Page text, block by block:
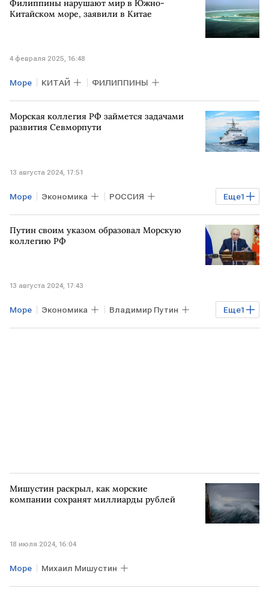
Филиппины нарушают мир в Южно-
Китайском море, заявили в Китае
4 февраля 2025, 16:48
Море КИТАЙ ФИЛИППИНЫ
Морская коллегия РФ займется задачами
развития Севморпути
13 августа 2024, 17:51
Еще1
Море Экономика РОССИЯ
Владимир Путин
Путин своим указом образовал Морскую
коллегию РФ
13 августа 2024, 17:43
Еще1
Море Экономика Владимир Путин
Николай Патрушев
Мишустин раскрыл, как морские
компании сохранят миллиарды рублей
18 июля 2024, 16:04
Море Михаил Мишустин